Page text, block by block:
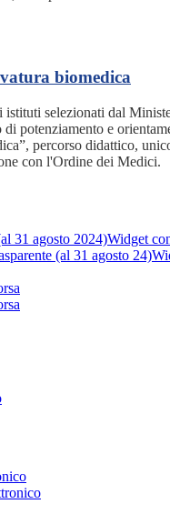
biomedica
istituti selezionati dal
di potenziamento e
percorso didattico,
con l'Ordine dei Medici.
Widget